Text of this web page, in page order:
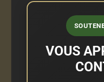
VOUS